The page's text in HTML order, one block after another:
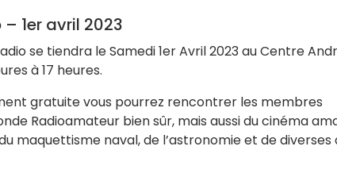
1er avril 2023
se tiendra le Samedi 1er Avril 2023 au Centre
à 17 heures.
gratuite vous pourrez rencontrer les membres
Radioamateur bien sûr, mais aussi du cinéma
maquettisme naval, de l’astronomie et de diverses